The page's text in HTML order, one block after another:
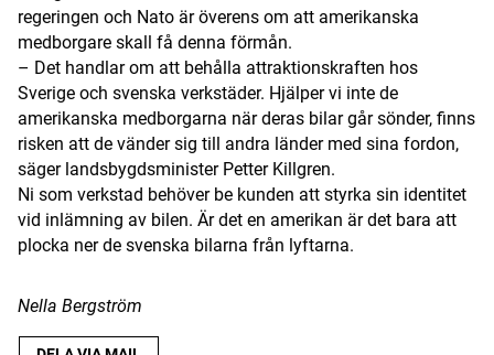
regeringen och Nato är överens om att amerikanska
medborgare skall få denna förmån.
– Det handlar om att behålla attraktionskraften hos
Sverige och svenska verkstäder. Hjälper vi inte de
amerikanska medborgarna när deras bilar går sönder, finns
risken att de vänder sig till andra länder med sina fordon,
säger landsbygdsminister Petter Killgren.
Ni som verkstad behöver be kunden att styrka sin identitet
vid inlämning av bilen. Är det en amerikan är det bara att
plocka ner de svenska bilarna från lyftarna.
Nella Bergström